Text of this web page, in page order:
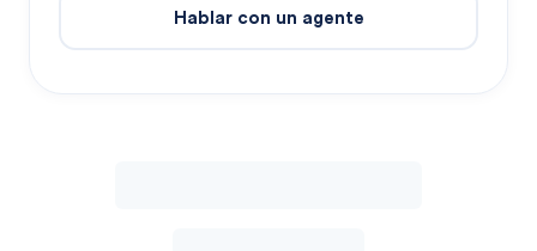
Hablar con un agente